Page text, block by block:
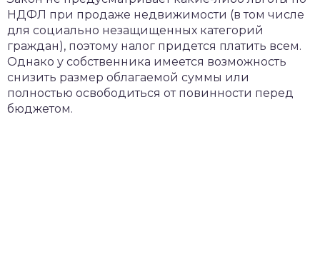
НДФЛ при продаже недвижимости (в том числе
для социально незащищенных категорий
граждан), поэтому налог придется платить всем.
Однако у собственника имеется возможность
снизить размер облагаемой суммы или
полностью освободиться от повинности перед
бюджетом.